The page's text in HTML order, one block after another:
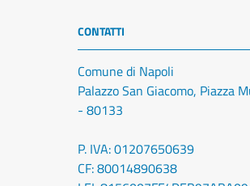
CONTATTI
Comune di Napoli
Palazzo San Giacomo, Piazza
- 80133
P. IVA: 01207650639
CF: 80014890638